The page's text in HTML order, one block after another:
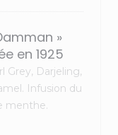
»
en 1925
Grey, Darjeling,
Infusion du
menthe.